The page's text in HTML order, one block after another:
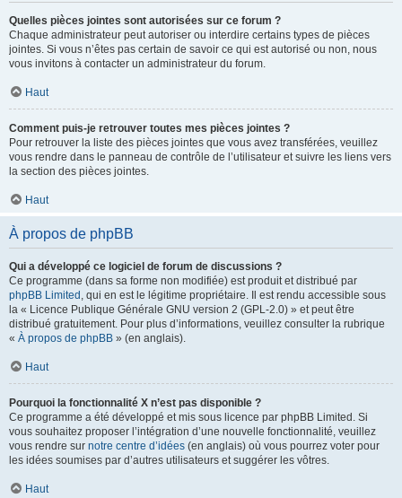
Quelles pièces jointes sont autorisées sur ce forum ?
Chaque administrateur peut autoriser ou interdire certains types de pièces
jointes. Si vous n’êtes pas certain de savoir ce qui est autorisé ou non, nous
vous invitons à contacter un administrateur du forum.
Haut
Comment puis-je retrouver toutes mes pièces jointes ?
Pour retrouver la liste des pièces jointes que vous avez transférées, veuillez
vous rendre dans le panneau de contrôle de l’utilisateur et suivre les liens vers
la section des pièces jointes.
Haut
À propos de phpBB
Qui a développé ce logiciel de forum de discussions ?
Ce programme (dans sa forme non modifiée) est produit et distribué par
phpBB Limited , qui en est le légitime propriétaire. Il est rendu accessible sous
la « Licence Publique Générale GNU version 2 (GPL-2.0) » et peut être
distribué gratuitement. Pour plus d’informations, veuillez consulter la rubrique
« À propos de phpBB » (en anglais).
Haut
Pourquoi la fonctionnalité X n’est pas disponible ?
Ce programme a été développé et mis sous licence par phpBB Limited. Si
vous souhaitez proposer l’intégration d’une nouvelle fonctionnalité, veuillez
vous rendre sur notre centre d’idées (en anglais) où vous pourrez voter pour
les idées soumises par d’autres utilisateurs et suggérer les vôtres.
Haut